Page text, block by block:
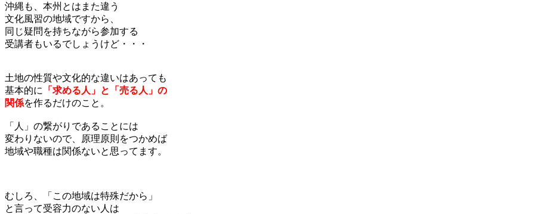
沖縄も、本州とはまた違う
文化風習の地域ですから、
同じ疑問を持ちながら参加する
受講者もいるでしょうけど・・・
土地の性質や文化的な違いはあっても
基本的に
「求める人」と「売る人」の
関係を作るだけのこと。
「人」の繋がりであることには
変わりないので、原理原則をつかめば
地域や職種は関係ないと思ってます。
むしろ、「この地域は特殊だから」
と言って受容力のない人は